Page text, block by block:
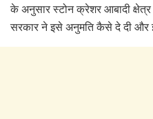
के अनुसार स्टोन क्रेशर आबादी
सरकार ने इसे अनुमति कैसे दे दी और